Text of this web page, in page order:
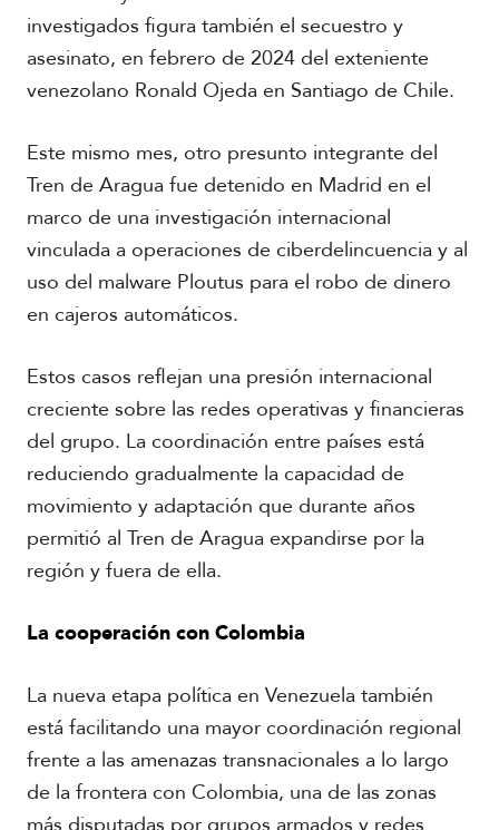
A
c
e
m
a
V
i
e
s
investigados figura también el secuestro y
asesinato, en febrero de 2024 del exteniente
venezolano Ronald Ojeda en Santiago de Chile.
Este mismo mes, otro presunto integrante del
Tren de Aragua fue detenido en Madrid en el
marco de una investigación internacional
vinculada a operaciones de ciberdelincuencia y al
uso del malware Ploutus para el robo de dinero
en cajeros automáticos.
Estos casos reflejan una presión internacional
creciente sobre las redes operativas y financieras
del grupo. La coordinación entre países está
reduciendo gradualmente la capacidad de
movimiento y adaptación que durante años
permitió al Tren de Aragua expandirse por la
región y fuera de ella.
La cooperación con Colombia
La nueva etapa política en Venezuela también
está facilitando una mayor coordinación regional
frente a las amenazas transnacionales a lo largo
de la frontera con Colombia, una de las zonas